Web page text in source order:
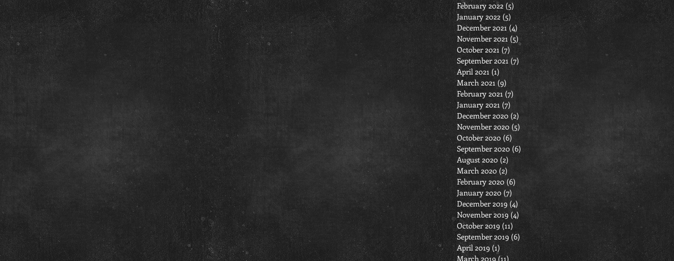
February 2022 (5) 5 posts
January 2022 (5) 5 posts
December 2021 (4)4 posts
November 2021 (5)5 posts
October 2021 (7)7 posts
September 2021 (7) 7 posts
April 2021 (1) 1 post
March 2021 (9)
February 2021 (7) 7 posts
January 2021 (7) 7 posts
December 2020 (2)
November 2020 (5) 5 posts
October 2020 (6) 6 posts
September 2020 (6) 6 posts
August 2020 (2)
March 2020 (2)
February 2020 (6) 6 posts
January 2020 (7) 7 posts
December 2019 (4) 4 posts
November 2019 (4)
October 2019 (11)
September 2019 (6) 6 posts
April 2019 (1) 1 post
March 2019 (11)11 posts